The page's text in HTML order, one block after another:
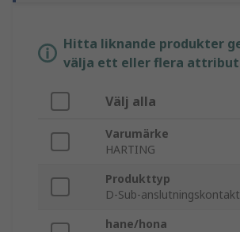
Hitta liknande produkter
välja ett eller flera
Välj alla
Varumärke
HARTING
Produkttyp
D-Sub-anslutningskontakt
hane/hona